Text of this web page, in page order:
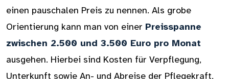
einen pauschalen Preis zu nennen. Als grobe
Orientierung kann man von einer Preisspanne
zwischen 2.500 und 3.500 Euro pro Monat
ausgehen. Hierbei sind Kosten für Verpflegung,
Unterkunft sowie An- und Abreise der Pflegekraft,